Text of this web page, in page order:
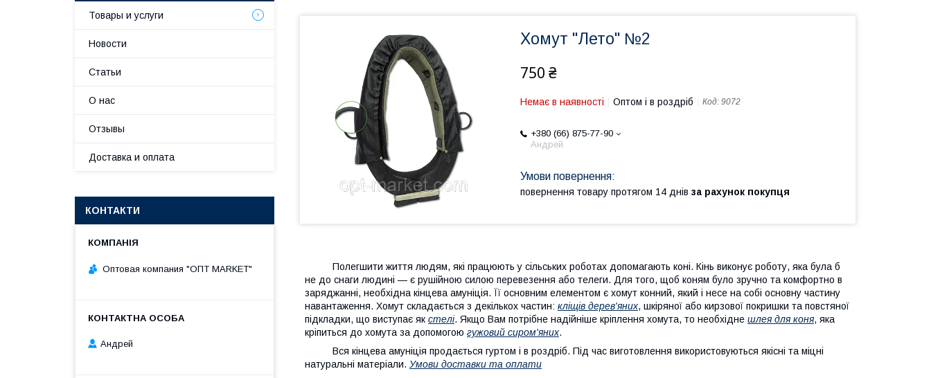
Хомут "Лето" №2
750 ₴
Немає в наявності Оптом і в роздріб Код: 9072
+380 (66) 875-77-90
Андрей
повернення товару протягом 14 днів за рахунок покупця
Полегшити життя людям, які працюють у сільських роботах допомагають коні. Кінь виконує роботу, яка була б
не до снаги людині — є рушійною силою перевезення або телеги. Для того, щоб коням було зручно та комфортно в
заряджанні, необхідна кінцева амуніція. Її основним елементом є хомут конний, який і несе на собі основну частину
навантаження. Хомут складається з декількох частин: кліщів дерев'яних, шкіряної або кирзової покришки та повстяної
підкладки, що виступає як стелі. Якщо Вам потрібне надійніше кріплення хомута, то необхідне шлея для коня, яка
кріпиться до хомута за допомогою гужовий сиром'яних.
Вся кінцева амуніція продається гуртом і в роздріб. Під час виготовлення використовуються якісні та міцні
натуральні матеріали. Умови доставки та оплати
Товары и услуги
Новости
Статьи
О нас
Отзывы
Доставка и оплата
КОНТАКТИ
Оптовая компания "ОПТ MARKET"
Андрей